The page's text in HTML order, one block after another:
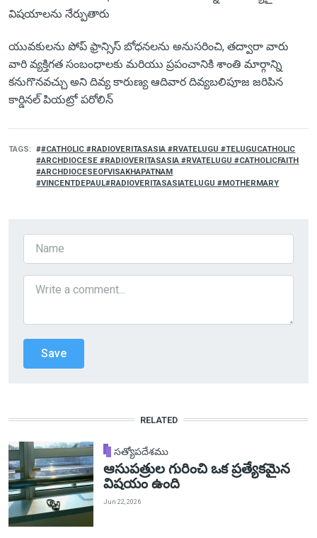
విషయాలను నేర్పుతారు
యువకులను పోప్ ఫ్రాన్సిస్ బోధనలను అనుసరించి, తద్వారా వారు
వారి వ్యక్తిగత సంబంధాలకు మరియు ప్రపంచానికి శాంతి మార్గాన్ని
కనుగొనవచ్చు అని దివ్య కారుణ్య ఆదివార దివ్యబలిపూజ జరిపిన
కార్డినల్ పియట్రో పరోలిన్
TAGS
#CATHOLIC #RADIOVERITASASIA #RVATELUGU #TELUGUCATHOLIC
#ARCHDIOCESE #RADIOVERITASASIA #RVATELUGU #CATHOLICFAITH
#ARCHDIOCESEOFVISAKHAPATNAM
#VINCENTDEPAUL#RADIOVERITASASIATELUGU #MOTHERMARY
RELATED
సత్యోపదేశము
ఆసుపత్రుల గురించి ఒక ప్రత్యేకమైన
విషయం ఉంది
Jun 22, 2026